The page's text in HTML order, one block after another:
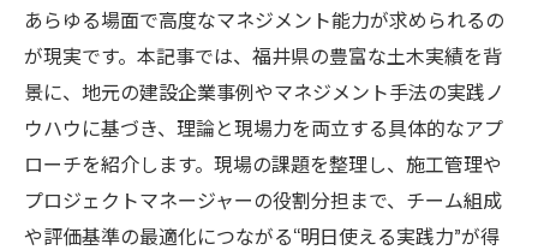
あらゆる場面で高度なマネジメント能力が求められるの
が現実です。本記事では、福井県の豊富な土木実績を背
景に、地元の建設企業事例やマネジメント手法の実践ノ
ウハウに基づき、理論と現場力を両立する具体的なアプ
ローチを紹介します。現場の課題を整理し、施工管理や
プロジェクトマネージャーの役割分担まで、チーム組成
や評価基準の最適化につながる“明日使える実践力”が得